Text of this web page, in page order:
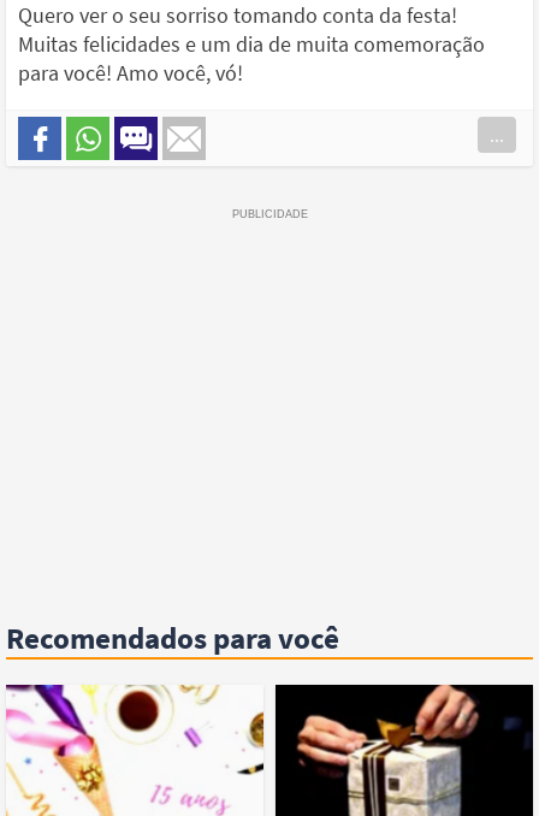
Quero ver o seu sorriso tomando conta da festa!
Muitas felicidades e um dia de muita comemoração
para você! Amo você, vó!
...
Recomendados para você